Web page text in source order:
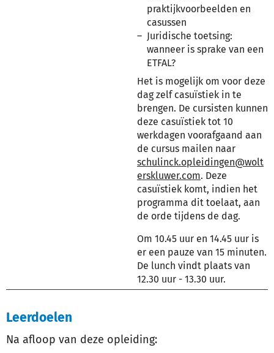
praktijkvoorbeelden en
casussen
Juridische toetsing:
wanneer is sprake van een
ETFAL?
Het is mogelijk om voor deze
dag zelf casuïstiek in te
brengen. De cursisten kunnen
deze casuïstiek tot 10
werkdagen voorafgaand aan
de cursus mailen naar
schulinck.opleidingen@wolt
erskluwer.com. Deze
casuïstiek komt, indien het
programma dit toelaat, aan
de orde tijdens de dag.
Om 10.45 uur en 14.45 uur is
er een pauze van 15 minuten.
De lunch vindt plaats van
12.30 uur - 13.30 uur.
Leerdoelen
Na afloop van deze opleiding: